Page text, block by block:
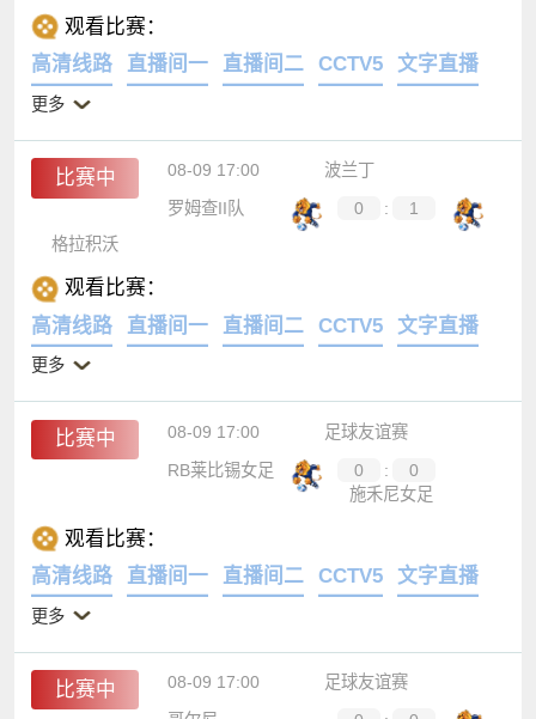
观看比赛：
高清线路
直播间一 直播间二 CCTV5 文字直播
更多
比赛中 08-09 17:00
波兰丁
罗姆查II队
0 :
1
格拉积沃
观看比赛：
高清线路
直播间一 直播间二 CCTV5 文字直播
更多
比赛中 08-09 17:00
足球友谊赛
RB莱比锡女足
0 :
0
施禾尼女足
观看比赛：
高清线路
直播间一 直播间二 CCTV5 文字直播
更多
比赛中 08-09 17:00
足球友谊赛